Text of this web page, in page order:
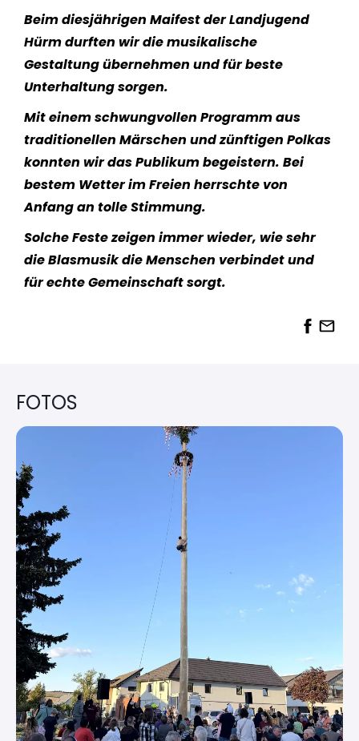
Beim diesjährigen Maifest der Landjugend
Hürm durften wir die musikalische
Gestaltung übernehmen und für beste
Unterhaltung sorgen.
Mit einem schwungvollen Programm aus
traditionellen Märschen und zünftigen Polkas
konnten wir das Publikum begeistern. Bei
bestem Wetter im Freien herrschte von
Anfang an tolle Stimmung.
Solche Feste zeigen immer wieder, wie sehr
die Blasmusik die Menschen verbindet und
für echte Gemeinschaft sorgt.
FOTOS